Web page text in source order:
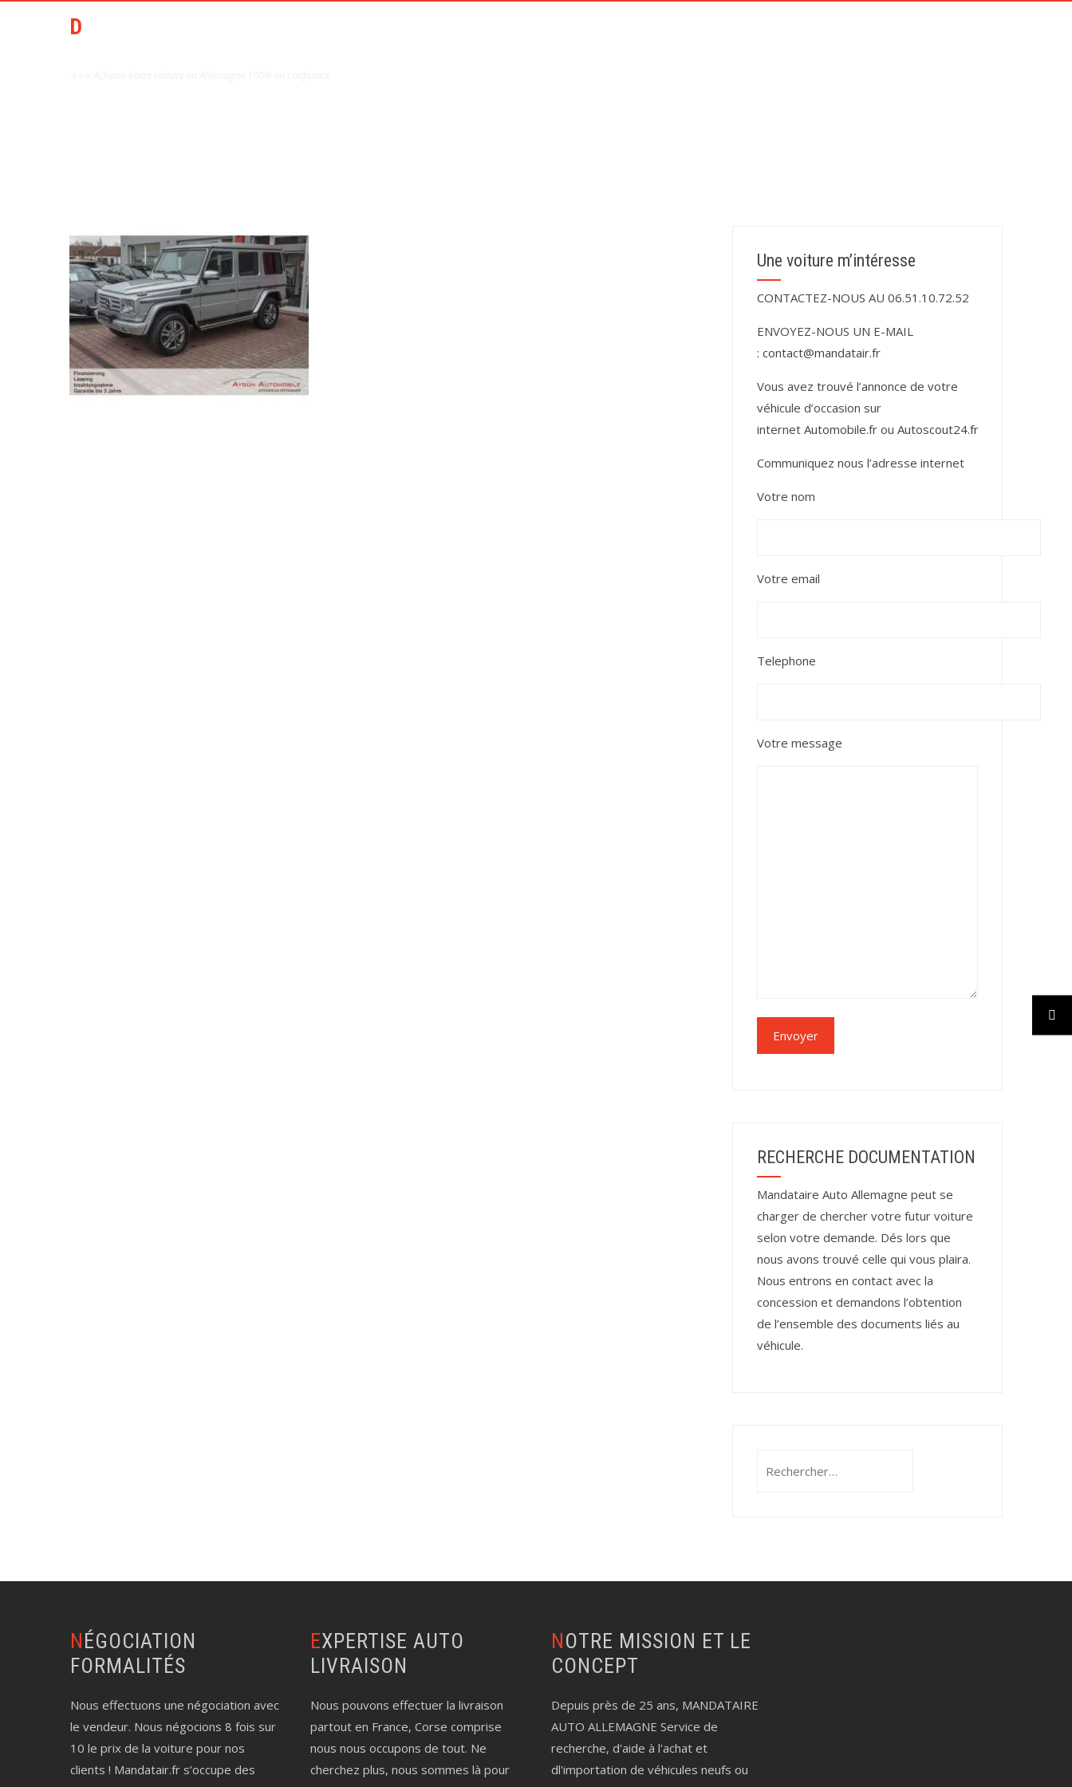
DCAI AIDE ACHAT AUTO
Une voiture m’intéresse
CONTACTEZ-NOUS AU 06.51.10.72.52
ENVOYEZ-NOUS UN E-MAIL
: contact@mandatair.fr
Vous avez trouvé l’annonce de votre
véhicule d’occasion sur
internet Automobile.frou Autoscout24.fr
Communiquez nous l’adresse internet
Votre nom
Votre email
Telephone
Votre message
RECHERCHE DOCUMENTATION
Mandataire Auto Allemagne peut se
charger de chercher votre futur voiture
selon votre demande. Dés lors que
nous avons trouvé celle qui vous plaira.
Nous entrons en contact avec la
concession et demandons l’obtention
de l’ensemble des documents liés au
véhicule.
NÉGOCIATION
FORMALITÉS
Nous effectuons une négociation avec
le vendeur. Nous négocions 8 fois sur
10 le prix de la voiture pour nos
clients ! Mandatair.fr s’occupe des
EXPERTISE AUTO
LIVRAISON
Nous pouvons effectuer la livraison
partout en France, Corse comprise
nous nous occupons de tout. Ne
cherchez plus, nous sommes là pour
NOTRE MISSION ET LE
CONCEPT
Depuis près de 25 ans, MANDATAIRE
AUTO ALLEMAGNE Service de
recherche, d'aide à l'achat et
dl'importation de véhicules neufs ou